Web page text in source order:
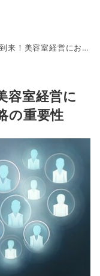
における新たな人材育成戦略の重要性
容室経営に
の重要性